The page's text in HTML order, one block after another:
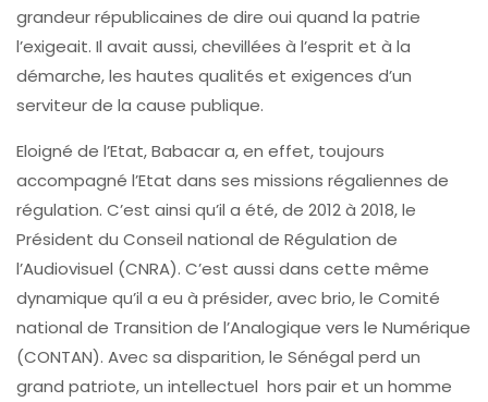
grandeur républicaines de dire oui quand la patrie
l’exigeait. Il avait aussi, chevillées à l’esprit et à la
démarche, les hautes qualités et exigences d’un
serviteur de la cause publique.
Eloigné de l’Etat, Babacar a, en effet, toujours
accompagné l’Etat dans ses missions régaliennes de
régulation. C’est ainsi qu’il a été, de 2012 à 2018, le
Président du Conseil national de Régulation de
l’Audiovisuel (CNRA). C’est aussi dans cette même
dynamique qu’il a eu à présider, avec brio, le Comité
national de Transition de l’Analogique vers le Numérique
(CONTAN). Avec sa disparition, le Sénégal perd un
grand patriote, un intellectuel hors pair et un homme